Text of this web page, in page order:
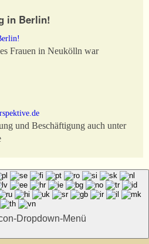
in Berlin!
Frauen in Neukölln war
und Beschäftigung auch unter